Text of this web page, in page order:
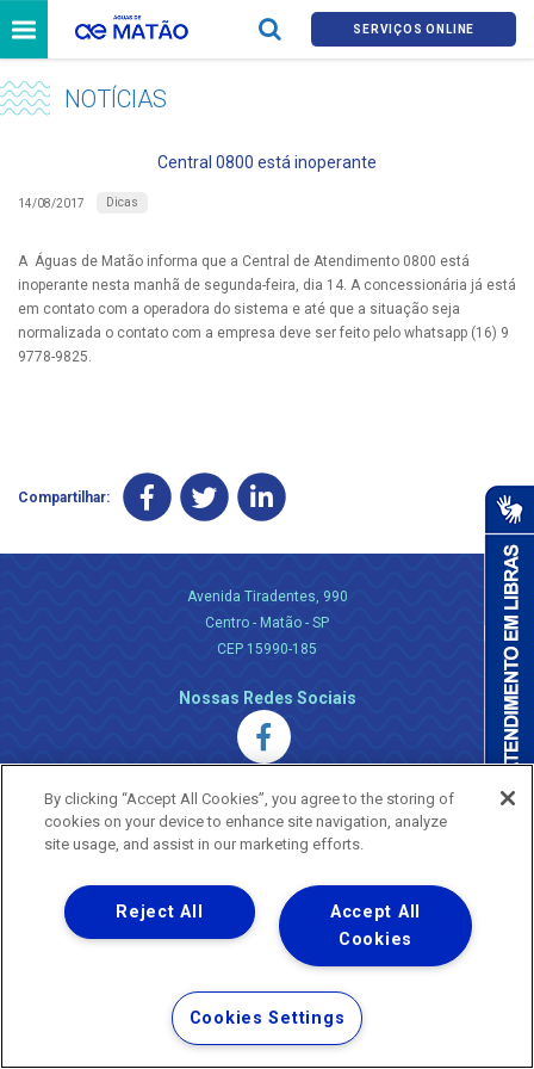
SERVIÇOS ONLINE
NOTÍCIAS
Central 0800 está inoperante
14/08/2017 Dicas
A Águas de Matão informa que a Central de Atendimento 0800 está
inoperante nesta manhã de segunda-feira, dia 14. A concessionária já está
em contato com a operadora do sistema e até que a situação seja
normalizada o contato com a empresa deve ser feito pelo whatsapp (16) 9
9778-9825.
Compartilhar:
Avenida Tiradentes, 990
Centro - Matão - SP
CEP 15990-185
Nossas Redes Sociais
Copyright ® 2026 - Todos os Direitos Reservados.
Nossa natureza movimenta a vida
Termos Gerais de Uso de Sites e Aplicativos
Política de Privacidade e Proteção de Dados
By clicking “Accept All Cookies”, you agree to the storing of
cookies on your device to enhance site navigation, analyze
site usage, and assist in our marketing efforts.
Accept All
Cookies
Reject All
Cookies Settings